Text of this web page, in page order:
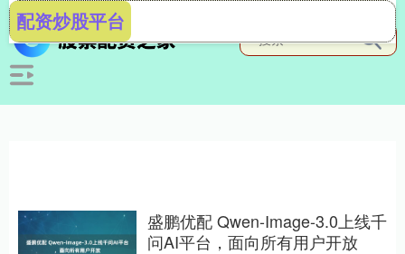
配资炒股平台
盛鹏优配 Qwen-Image-3.0上线千
问AI平台，面向所有用户开放